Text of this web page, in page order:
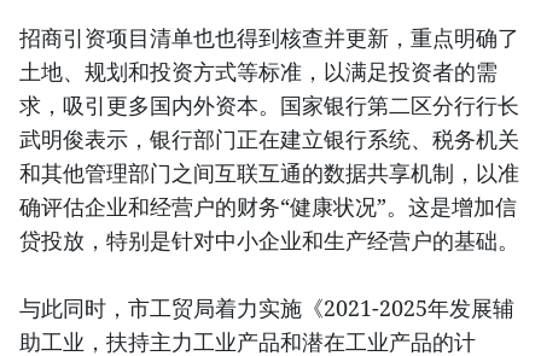
招商引资项目清单也也得到核查并更新，重点明确了
土地、规划和投资方式等标准，以满足投资者的需
求，吸引更多国内外资本。国家银行第二区分行行长
武明俊表示，银行部门正在建立银行系统、税务机关
和其他管理部门之间互联互通的数据共享机制，以准
确评估企业和经营户的财务“健康状况”。这是增加信
贷投放，特别是针对中小企业和生产经营户的基础。
与此同时，市工贸局着力实施《2021-2025年发展辅
助工业，扶持主力工业产品和潜在工业产品的计